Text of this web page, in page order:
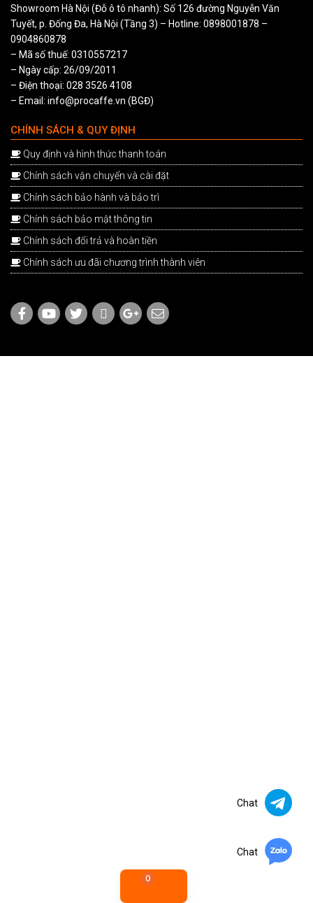
Showroom Hà Nội (Đỗ ô tô nhanh): Số 126 đường Nguyễn Văn
Tuyết, p. Đống Đa, Hà Nội (Tầng 3) – Hotline: 0898001878 –
0904860878
– Mã số thuế: 0310557217
– Ngày cấp: 26/09/2011
– Điện thoại: 028 3526 4108
– Email: info@procaffe.vn (BGĐ)
CHÍNH SÁCH & QUY ĐỊNH
Quy định và hình thức thanh toán
Chính sách vận chuyển và cài đặt
Chính sách bảo hành và bảo trì
Chính sách bảo mật thông tin
Chính sách đổi trả và hoàn tiền
Chính sách ưu đãi chương trình thành viên
0
Chat
Chat